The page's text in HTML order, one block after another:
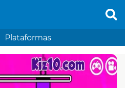
Plataformas